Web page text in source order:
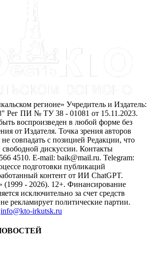
регионе» Учредитель и Издатель:
ПИ № ТУ 38 - 01081 от 15.11.2023.
воспроизведен в любой форме без
от Издателя. Точка зрения авторов
совпадать с позицией Редакции, что
свободной дискуссии. Контакты
4510. E-mail: baik@mail.ru. Telegram:
подготовки публикаций
контент от ИИ ChatGPT.
- 2026). 12+. Финансирование
исключительно за счет средств
рекламирует политические партии.
info@kto-irkutsk.ru